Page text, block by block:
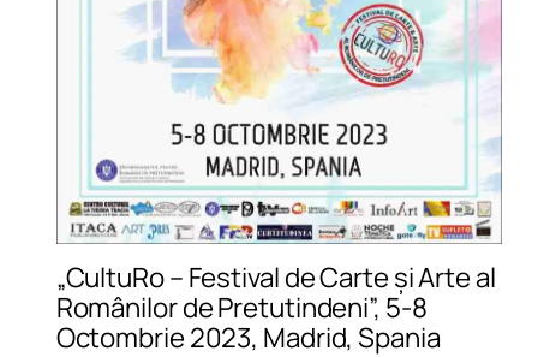
„CultuRo – Festival de Carte și Arte al
Românilor de Pretutindeni”, 5-8
Octombrie 2023, Madrid, Spania